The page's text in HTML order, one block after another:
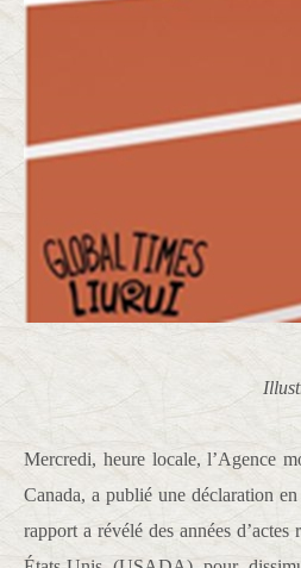
Mercredi, heure locale, l’Agence
Canada, a publié une déclaration
rapport a révélé des années